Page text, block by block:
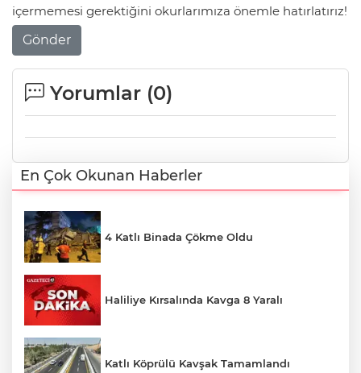
içermemesi gerektiğini okurlarımıza önemle hatırlatırız!
Gönder
Yorumlar (0)
En Çok Okunan Haberler
4 Katlı Binada Çökme Oldu
Haliliye Kırsalında Kavga 8 Yaralı
Katlı Köprülü Kavşak Tamamlandı